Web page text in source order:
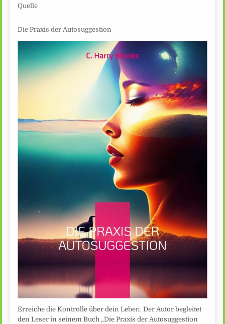
Quelle
Die Praxis der Autosuggestion
Erreiche die Kontrolle über dein Leben. Der Autor begleitet
den Leser in seinem Buch „Die Praxis der Autosuggestion